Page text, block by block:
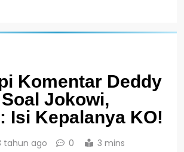
Komentar Deddy
Jokowi,
Isi Kepalanya KO!
tahun ago 0 3 mins